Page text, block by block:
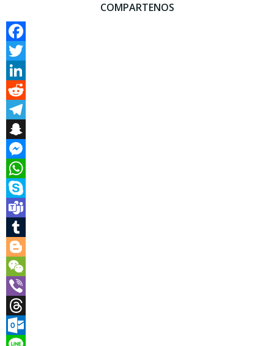
COMPARTENOS